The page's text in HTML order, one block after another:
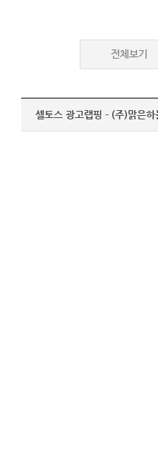
전체보기
셀토스 광고랩핑 - (주)맑은